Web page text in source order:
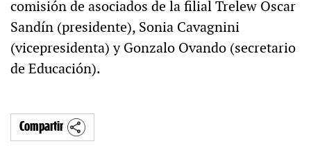
comisión de asociados de la filial Trelew Oscar
Sandín (presidente), Sonia Cavagnini
(vicepresidenta) y Gonzalo Ovando (secretario
de Educación).
Compartir